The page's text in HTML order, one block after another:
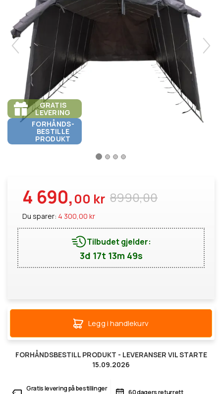
GRATIS
LEVERING
FORHÅNDS-
BESTILLE
PRODUKT
8990,00
4 690,00 kr
Du sparer: 4 300,00 kr
Tilbudet gjelder:
3d 17t 13m 49s
Legg i handlekurv
FORHÅNDSBESTILL PRODUKT - LEVERANSER VIL STARTE
15.09.2026
Gratis levering på bestillinger
60 dagers returrett